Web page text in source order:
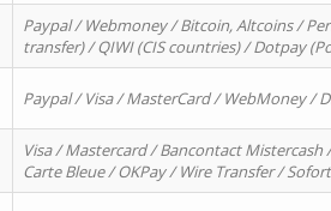
Paypal / Webmoney / Bitcoin, Altcoins /
transfer) / QIWI (CIS countries) / Dotpay
Paypal / Visa / MasterCard / WebMoney /
Visa / Mastercard / Bancontact Mistercash
Carte Bleue / OKPay / Wire Transfer /